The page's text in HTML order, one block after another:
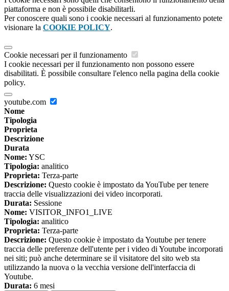
piattaforma e non è possibile disabilitarli.
Per conoscere quali sono i cookie necessari al funzionamento potete
visionare la COOKIE POLICY.
Cookie necessari per il funzionamento
I cookie necessari per il funzionamento non possono essere
disabilitati. È possibile consultare l'elenco nella pagina della cookie
policy.
youtube.com
Nome
Tipologia
Proprieta
Descrizione
Durata
Nome: YSC
Tipologia: analitico
Proprieta: Terza-parte
Descrizione: Questo cookie è impostato da YouTube per tenere
traccia delle visualizzazioni dei video incorporati.
Durata: Sessione
Nome: VISITOR_INFO1_LIVE
Tipologia: analitico
Proprieta: Terza-parte
Descrizione: Questo cookie è impostato da Youtube per tenere
traccia delle preferenze dell'utente per i video di Youtube incorporati
nei siti; può anche determinare se il visitatore del sito web sta
utilizzando la nuova o la vecchia versione dell'interfaccia di
Youtube.
Durata: 6 mesi